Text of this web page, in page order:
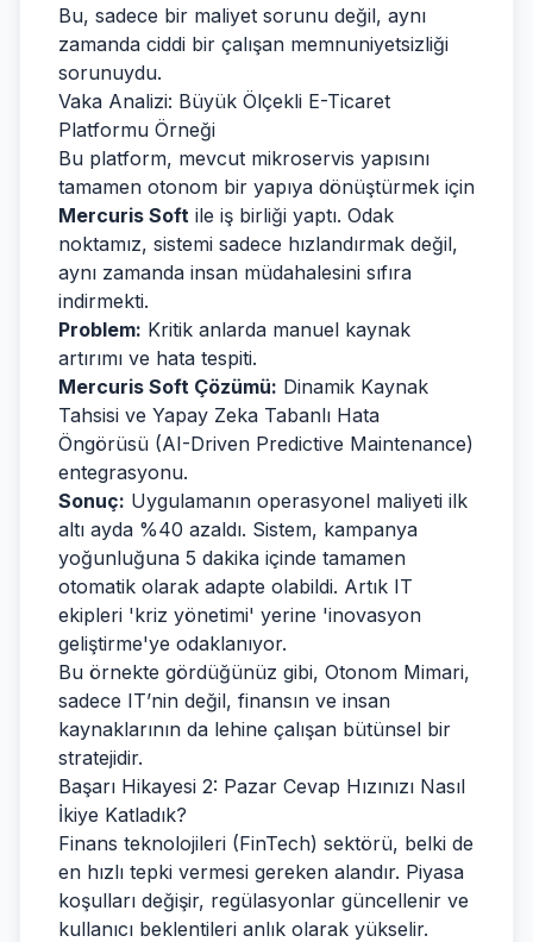
Bu, sadece bir maliyet sorunu değil, aynı
zamanda ciddi bir çalışan memnuniyetsizliği
sorunuydu.
Vaka Analizi: Büyük Ölçekli E-Ticaret
Platformu Örneği
Bu platform, mevcut mikroservis yapısını
tamamen otonom bir yapıya dönüştürmek için
Mercuris Soft ile iş birliği yaptı. Odak
noktamız, sistemi sadece hızlandırmak değil,
aynı zamanda insan müdahalesini sıfıra
indirmekti.
Problem: Kritik anlarda manuel kaynak
artırımı ve hata tespiti.
Mercuris Soft Çözümü: Dinamik Kaynak
Tahsisi ve Yapay Zeka Tabanlı Hata
Öngörüsü (AI-Driven Predictive Maintenance)
entegrasyonu.
Sonuç: Uygulamanın operasyonel maliyeti ilk
altı ayda %40 azaldı. Sistem, kampanya
yoğunluğuna 5 dakika içinde tamamen
otomatik olarak adapte olabildi. Artık IT
ekipleri 'kriz yönetimi' yerine 'inovasyon
geliştirme'ye odaklanıyor.
Bu örnekte gördüğünüz gibi, Otonom Mimari,
sadece IT’nin değil, finansın ve insan
kaynaklarının da lehine çalışan bütünsel bir
stratejidir.
Başarı Hikayesi 2: Pazar Cevap Hızınızı Nasıl
İkiye Katladık?
Finans teknolojileri (FinTech) sektörü, belki de
en hızlı tepki vermesi gereken alandır. Piyasa
koşulları değişir, regülasyonlar güncellenir ve
kullanıcı beklentileri anlık olarak yükselir.